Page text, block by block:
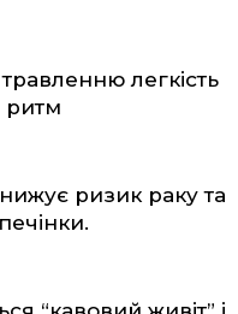
легкість
ритм
ризик раку та